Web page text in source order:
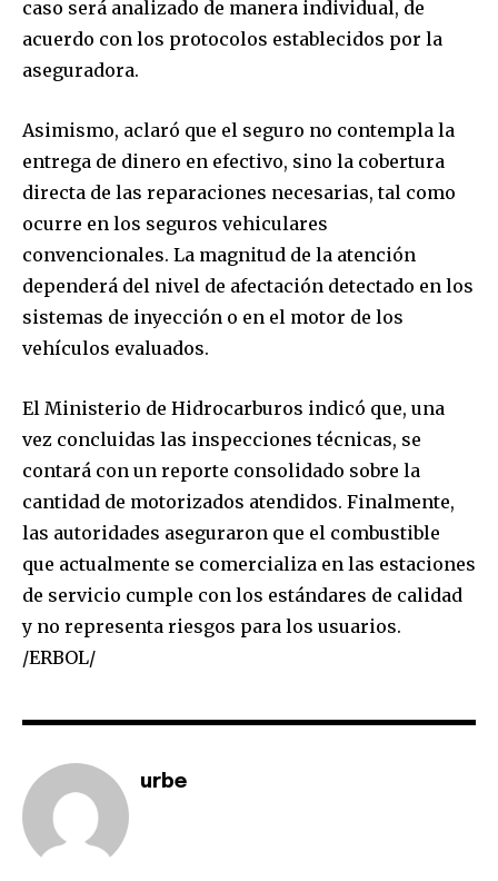
Join our community of
SUBSCRIBERS and be part of the
conversation.
To subscribe, simply enter your email address on our website
or click the subscribe button below. Don't worry, we respect
your privacy and won't spam your inbox. Your information is
caso será analizado de manera individual, de
acuerdo con los protocolos establecidos por la
aseguradora.
Asimismo, aclaró que el seguro no contempla la
entrega de dinero en efectivo, sino la cobertura
directa de las reparaciones necesarias, tal como
ocurre en los seguros vehiculares
convencionales. La magnitud de la atención
dependerá del nivel de afectación detectado en los
sistemas de inyección o en el motor de los
vehículos evaluados.
El Ministerio de Hidrocarburos indicó que, una
vez concluidas las inspecciones técnicas, se
contará con un reporte consolidado sobre la
cantidad de motorizados atendidos. Finalmente,
las autoridades aseguraron que el combustible
que actualmente se comercializa en las estaciones
de servicio cumple con los estándares de calidad
y no representa riesgos para los usuarios.
/ERBOL/
urbe